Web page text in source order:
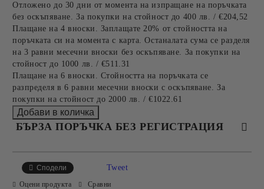
Отложено до 30 дни от момента на изпращане на поръчката
без оскъпяване. За покупки на стойност до 400 лв. / €204,52
Плащане на 4 вноски. Заплащате 20% от стойността на
поръчката си на момента с карта. Останалата сума се разделя
на 3 равни месечни вноски без оскъпяване. За покупки на
стойност до 1000 лв. / €511.31
Плащане на 6 вноски. Стойността на поръчката се
разпределя в 6 равни месечни вноски с оскъпяване. За
покупки на стойност до 2000 лв. / €1022.61
БЪРЗА ПОРЪЧКА БЕЗ РЕГИСТРАЦИЯ
Сподели
Tweet
Оцени продукта Сравни